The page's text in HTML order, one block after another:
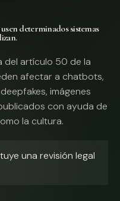
determinados sistemas
del artículo 50 de la
afectar a chatbots,
imágenes
con ayuda de
la cultura.
una revisión legal